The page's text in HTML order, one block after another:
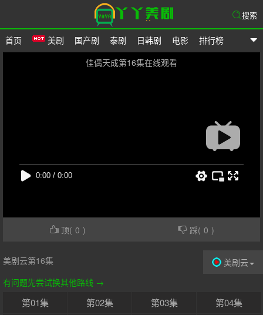
爱美剧网
首页 美剧 国产剧 泰剧 日韩剧 电影 排行榜
搜索
佳偶天成第16集在线观看
顶( 0 ) 踩( 0 )
美剧云
美剧云第16集
有问题先尝试换其他路线 →
第01集 第02集 第03集
第04集